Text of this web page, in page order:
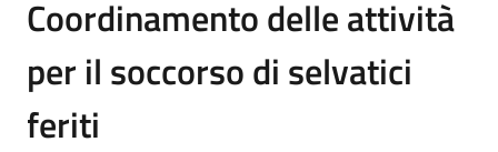
Coordinamento delle attività
per il soccorso di selvatici
feriti